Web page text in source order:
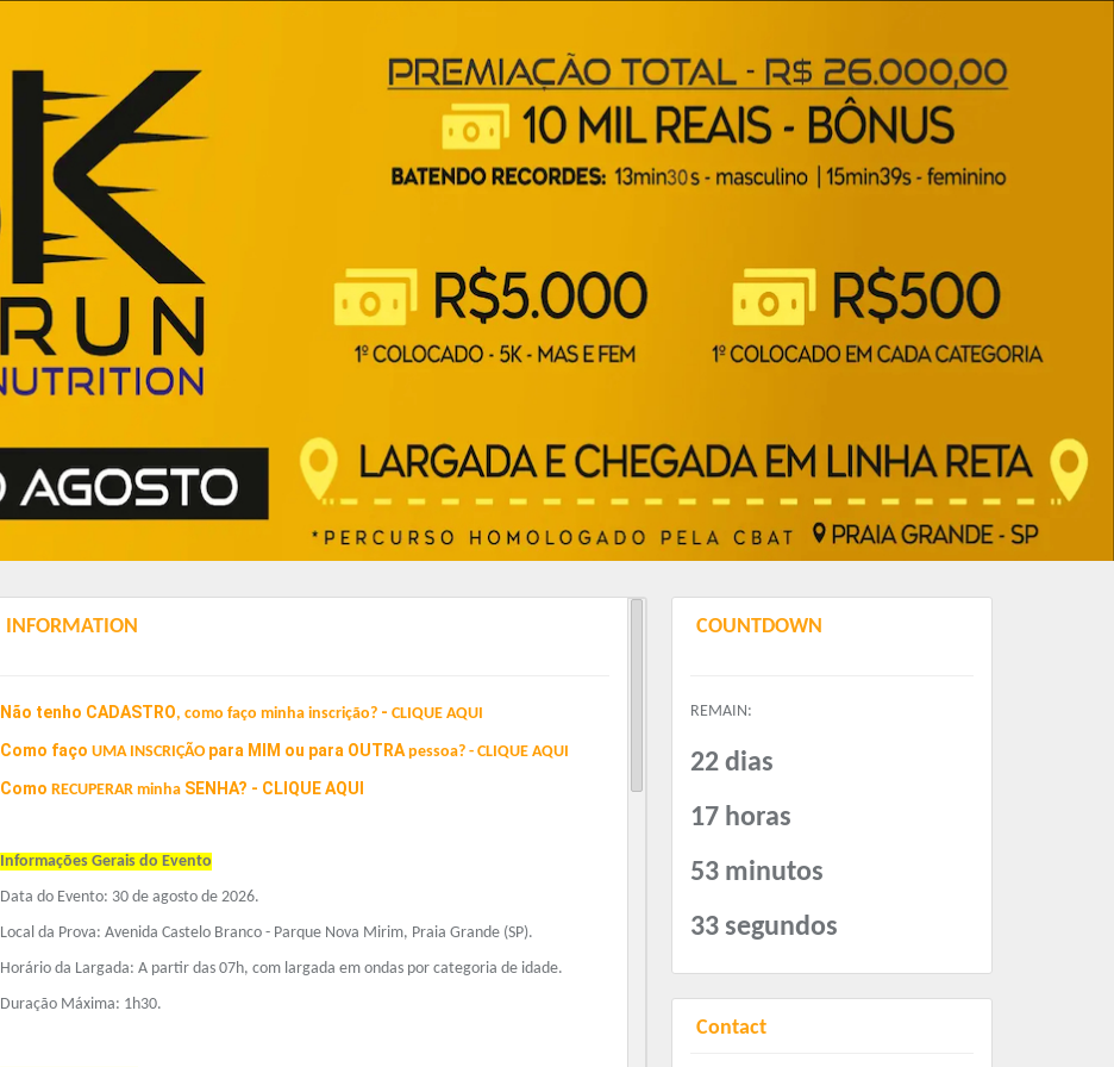
INFORMATION
Não tenho CADASTRO, como faço minha inscrição? - CLIQUE AQUI
Como faço UMA INSCRIÇÃO para MIM ou para OUTRA pessoa? - CLIQUE AQUI
Como RECUPERAR minha SENHA? - CLIQUE AQUI
Informações Gerais do Evento
Data do Evento: 30 de agosto de 2026.
Local da Prova: Avenida Castelo Branco - Parque Nova Mirim, Praia Grande (SP).
Horário da Largada: A partir das 07h, com largada em ondas por categoria de idade.
Duração Máxima: 1h30.
COUNTDOWN
REMAIN:
22 dias
17 horas
53 minutos
33 segundos
Contact